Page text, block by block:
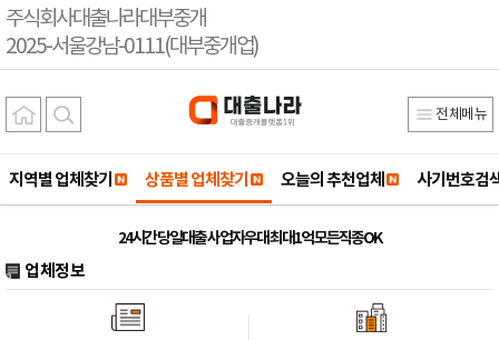
주식회사대출나라대부중개
2025-서울강남-0111(대부중개업)
전체메뉴
지역별 업체찾기 상품별 업체찾기 오늘의 추천업체 사기번호검
24시간 당일대출 사업자우대 최대1억 모든직종OK
업체정보